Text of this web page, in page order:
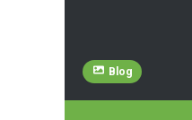
Blog